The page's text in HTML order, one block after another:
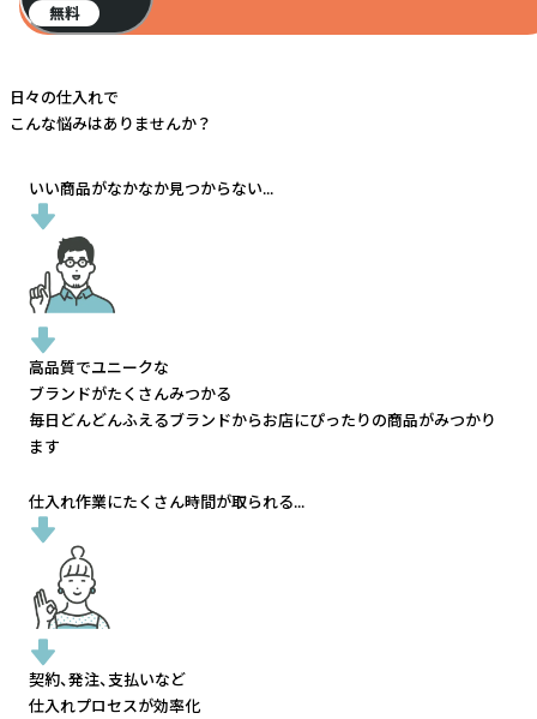
無料
日々の仕入れで
こんな悩みはありませんか？
いい商品がなかなか見つからない...
高品質でユニークな
ブランドがたくさんみつかる
毎日どんどんふえるブランドからお店にぴったりの商品がみつかり
ます
仕入れ作業にたくさん時間が取られる...
契約、発注、支払いなど
仕入れプロセスが効率化